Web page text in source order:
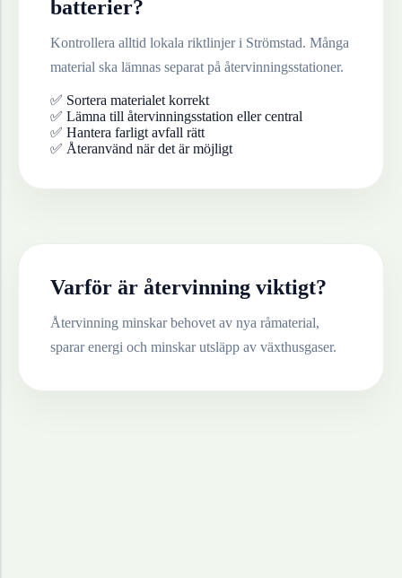
batterier?
Kontrollera alltid lokala riktlinjer i Strömstad. Många
material ska lämnas separat på återvinningsstationer.
✅ Sortera materialet korrekt
✅ Lämna till återvinningsstation eller central
✅ Hantera farligt avfall rätt
✅ Återanvänd när det är möjligt
Varför är återvinning viktigt?
Återvinning minskar behovet av nya råmaterial,
sparar energi och minskar utsläpp av växthusgaser.